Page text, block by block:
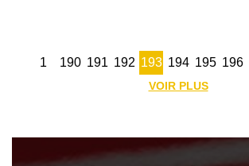
1 190 191 192 193 194 195 196
VOIR PLUS